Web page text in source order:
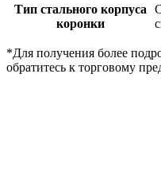
Тип стального корпуса
коронки
*Для получения более
обратитесь к торговому